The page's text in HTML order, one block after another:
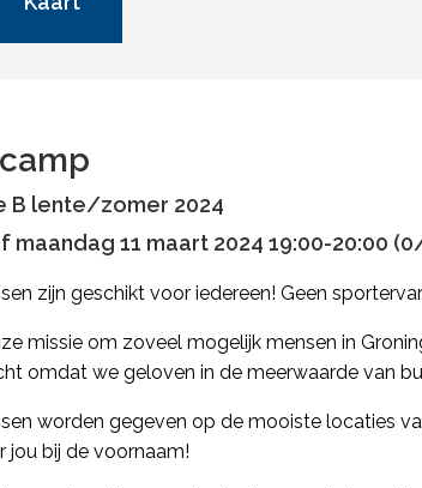
B lente/zomer 2024
maandag 11 maart 2024 19:00-20:00
zijn geschikt voor iedereen! Geen
missie om zoveel mogelijk mensen in
omdat we geloven in de meerwaarde van
worden gegeven op de mooiste locaties
jou bij de voornaam!